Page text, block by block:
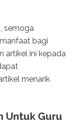
semoga
bagi
artikel ini kepada
menarik
Untuk Guru